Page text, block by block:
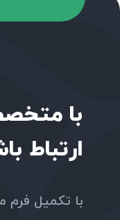
با
ارتباط
با تکمیل فرم